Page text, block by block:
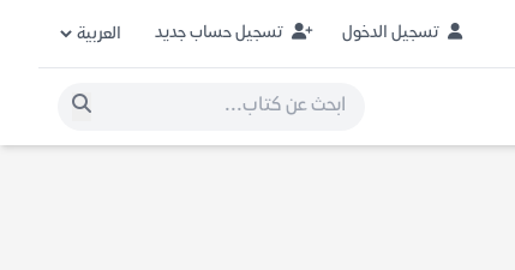
تسجيل الدخول تسجيل حساب جديد